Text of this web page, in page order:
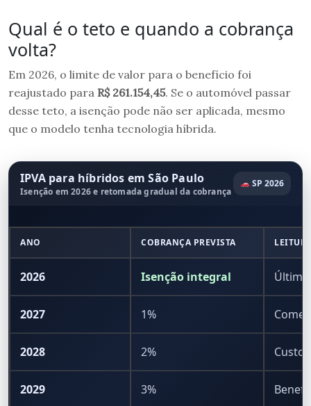
Qual é o teto e quando a cobrança
volta?
Em 2026, o limite de valor para o benefício foi
reajustado para R$ 261.154,45. Se o automóvel passar
desse teto, a isenção pode não ser aplicada, mesmo
que o modelo tenha tecnologia híbrida.
IPVA para híbridos em São Paulo
Isenção em 2026 e retomada gradual da cobrança
SP 2026
ANO COBRANÇA PREVISTA
2026 Isenção integral
2027 1%
2028 2% Custo
2029 3%